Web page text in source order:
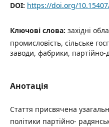
DOI: https://doi.org/
Ключові слова: західні
промисловість, сільське
заводи, фабрики,
Анотація
Стаття присвячена
політики партійно-